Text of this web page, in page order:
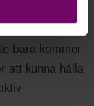
på
bara kommer
att kunna hålla